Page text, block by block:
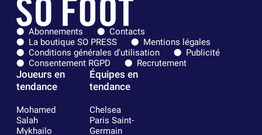
Abonnements
Contacts
La boutique SO PRESS
Mentions légales
Conditions générales d'utilisation
Publicité
Consentement RGPD
Recrutement
Joueurs en
tendance
Mohamed
Salah
Mykhailo
Équipes en
tendance
Chelsea
Paris Saint-
Germain